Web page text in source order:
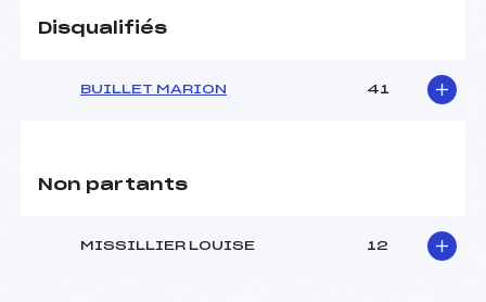
Disqualifiés
BUILLET MARION 41
Non partants
MISSILLIER LOUISE 12